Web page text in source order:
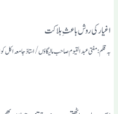
اغیارکی روش باعثِ ہلاکت
بہ قلم: مفتی عبدالقیوم صاحب مالیگاوٴں/استاذجامعہ اکل